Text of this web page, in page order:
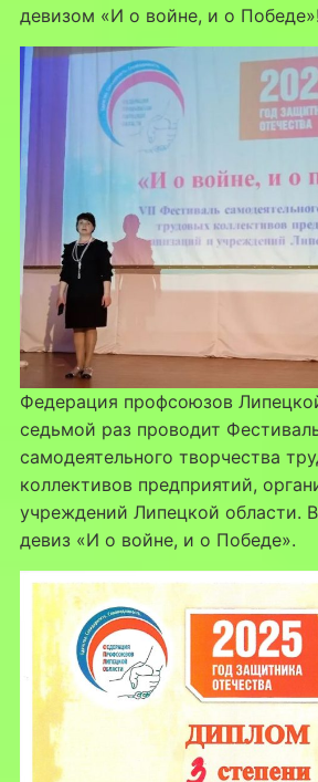
девизом «И о войне, и о Победе»!
Федерация профсоюзов
седьмой раз проводит
самодеятельного творчества
коллективов предприятий,
учреждений Липецкой области.
девиз «И о войне, и о Победе».